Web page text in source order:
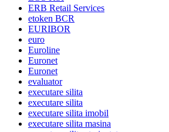
ERB Retail Services
etoken BCR
EURIBOR
euro
Euroline
Euronet
Euronet
evaluator
executare silita
executare silita
executare silita imobil
executare silita masina